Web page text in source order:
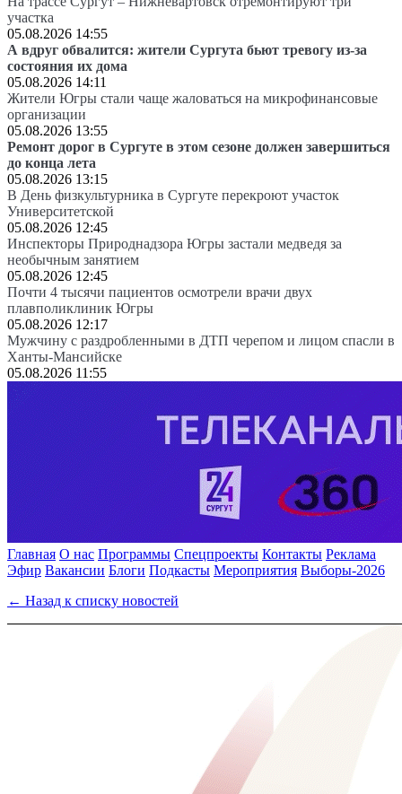
участка
05.08.2026 14:55
А вдруг обвалится: жители Сургута бьют тревогу из-за
состояния их дома
05.08.2026 14:11
Жители Югры стали чаще жаловаться на микрофинансовые
организации
05.08.2026 13:55
Ремонт дорог в Сургуте в этом сезоне должен завершиться
до конца лета
05.08.2026 13:15
В День физкультурника в Сургуте перекроют участок
Университетской
05.08.2026 12:45
Инспекторы Природнадзора Югры застали медведя за
необычным занятием
05.08.2026 12:45
Почти 4 тысячи пациентов осмотрели врачи двух
плавполиклиник Югры
05.08.2026 12:17
Мужчину с раздробленными в ДТП черепом и лицом спасли в
Ханты-Мансийске
05.08.2026 11:55
Главная О нас Программы Спецпроекты Контакты Реклама
Эфир Вакансии Блоги Подкасты Мероприятия Выборы-2026
← Назад к списку новостей